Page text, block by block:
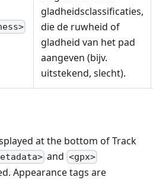
gladheidsclassificaties,
die de ruwheid of
gladheid van het pad
aangeven (bijv.
uitstekend, slecht).
at the bottom of Track
and <gpx>
Appearance tags are